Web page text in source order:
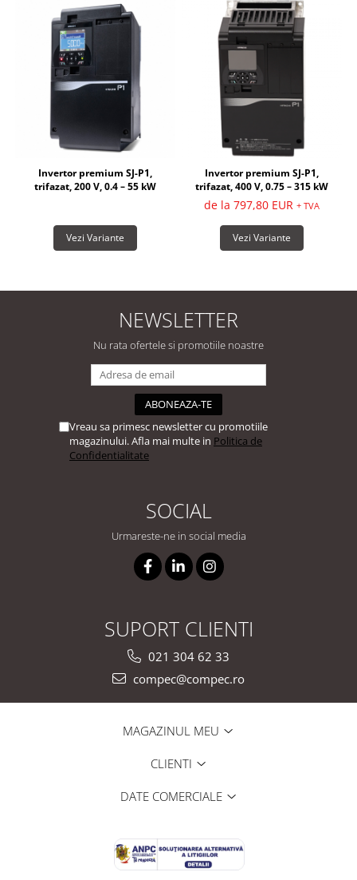
Invertor premium SJ-P1,
trifazat, 200 V, 0.4 – 55 kW
Vezi Variante
Invertor premium SJ-P1,
trifazat, 400 V, 0.75 – 315 kW
de la 797,80 EUR + TVA
Vezi Variante
NEWSLETTER
Nu rata ofertele si promotiile noastre
Vreau sa primesc newsletter cu promotiile
magazinului. Afla mai multe in Politica de
Confidentialitate
SOCIAL
Urmareste-ne in social media
SUPORT CLIENTI
021 304 62 33
compec@compec.ro
MAGAZINUL MEU
CLIENTI
DATE COMERCIALE